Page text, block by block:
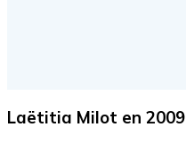
Laëtitia Milot en 2009